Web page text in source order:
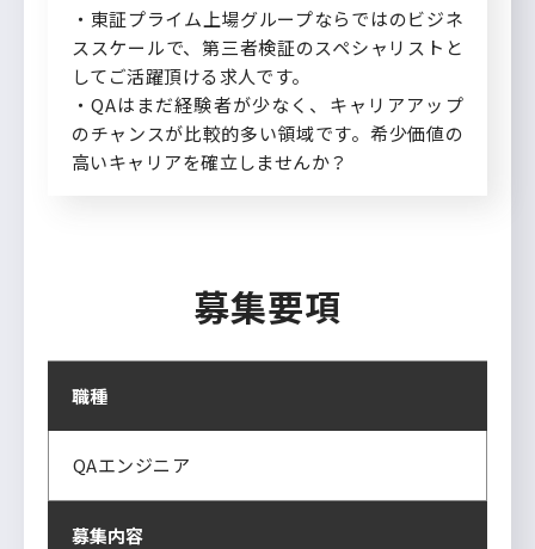
・東証プライム上場グループならではのビジネ
ススケールで、第三者検証のスペシャリストと
してご活躍頂ける求人です。
・QAはまだ経験者が少なく、キャリアアップ
のチャンスが比較的多い領域です。希少価値の
高いキャリアを確立しませんか？
募集要項
職種
QAエンジニア
募集内容